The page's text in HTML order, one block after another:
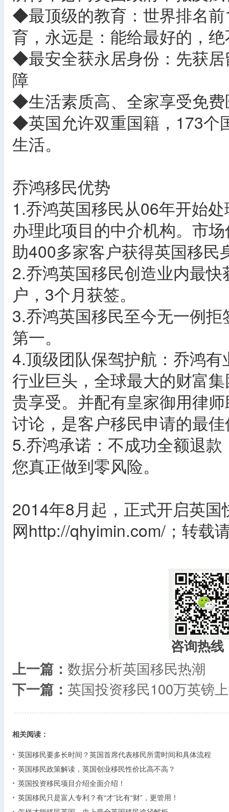
◆最顶级的教育：世界排名
育，永远是：能给最好的，
◆最安全获永居身份：先获
障
◆生活素质高、全家享受免
◆英国允许双重国籍，173个
生活。
乔鸿移民优势
1.乔鸿英国移民从06年开始
办理此项目的中介机构。市
助400多家客户获得英国移民
2.乔鸿英国移民创造业内最
户，3个月获签。
3.乔鸿英国移民至今无一例
第一。
4.顶级团队保驾护航：乔鸿
行业巨头，全球最大的财富
贵享受。并配有皇家御用律
讨论，是客户移民申请的最
5.乔鸿承诺：不成功全额退
您真正做到零风险。
2014年8月起，正式开启英
网http://qhyimin.com/；转载
咨询热线
上一篇： 数据分析英国移民热潮
下一篇： 英国投资移民100万英镑
相关阅读：
英国移民要多长时间？英国首席代表移民所需时间和具体流程
英国移民政策解读，英国创业移民性价比高不高？
英国投资移民项目介绍全面介绍！
英国移民只是富人专利？有“才”比有“财”，更管用！